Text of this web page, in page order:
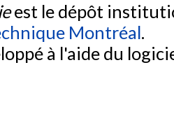
est le dépôt
Montréal.
à l'aide du